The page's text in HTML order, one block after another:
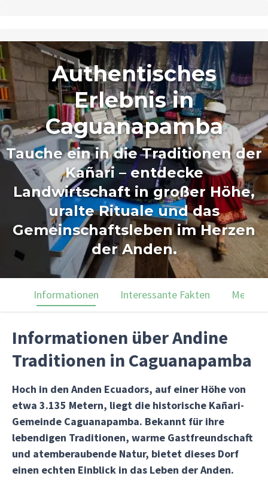
Authentisches
Erlebnis in
Caguanapamba
Tauche ein in die Traditionen der
Kañari – entdecke
Landwirtschaft in großer Höhe,
uralte Rituale und das
Gemeinschaftsleben im Herzen
der Anden.
Informationen Interessante Fakten
Informationen über Andine
Traditionen in Caguanapamba
Hoch in den Anden Ecuadors, auf einer Höhe von
etwa 3.135 Metern, liegt die historische Kañari-
Gemeinde Caguanapamba. Bekannt für ihre
lebendigen Traditionen, warme Gastfreundschaft
und atemberaubende Natur, bietet dieses Dorf
einen echten Einblick in das Leben der Anden.